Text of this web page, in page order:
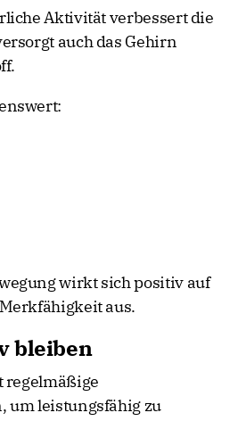
Aktivität verbessert die
auch das Gehirn
wirkt sich positiv auf
aus.
bleiben
regelmäßige
um leistungsfähig zu